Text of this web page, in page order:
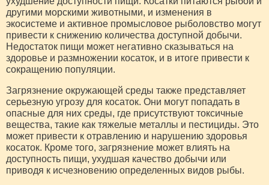
другими морскими животными, и изменения в
экосистеме и активное промысловое рыболовство могут
привести к снижению количества доступной добычи.
Недостаток пищи может негативно сказываться на
здоровье и размножении косаток, и в итоге привести к
сокращению популяции.
Загрязнение окружающей среды также представляет
серьезную угрозу для косаток. Они могут попадать в
опасные для них среды, где присутствуют токсичные
вещества, такие как тяжелые металлы и пестициды. Это
может привести к отравлению и нарушению здоровья
косаток. Кроме того, загрязнение может влиять на
доступность пищи, ухудшая качество добычи или
приводя к исчезновению определенных видов рыбы.